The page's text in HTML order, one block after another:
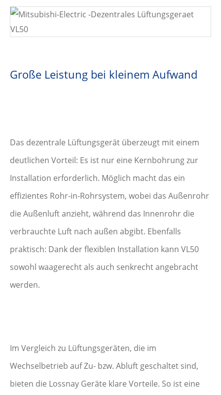
Große Leistung bei kleinem Aufwand
Das dezentrale Lüftungsgerät überzeugt mit einem
deutlichen Vorteil: Es ist nur eine Kernbohrung zur
Installation erforderlich. Möglich macht das ein
effizientes Rohr-in-Rohrsystem, wobei das Außenrohr
die Außenluft anzieht, während das Innenrohr die
verbrauchte Luft nach außen abgibt. Ebenfalls
praktisch: Dank der flexiblen Installation kann VL50
sowohl waagerecht als auch senkrecht angebracht
werden.
Im Vergleich zu Lüftungsgeräten, die im
Wechselbetrieb auf Zu- bzw. Abluft geschaltet sind,
bieten die Lossnay Geräte klare Vorteile. So ist eine